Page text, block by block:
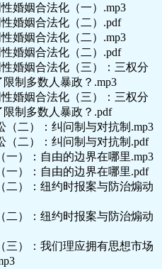
婚姻合法化（一）.mp3
婚姻合法化（二）.pdf
婚姻合法化（二）.mp3
婚姻合法化（二）.pdf
婚姻合法化（三）：三权分
制多数人暴政？.mp3
婚姻合法化（三）：三权分
限制多数人暴政？.pdf
（二）：纠问制与对抗制.mp3
（二）：纠问制与对抗制.pdf
一）：自由的边界在哪里.mp3
一）：自由的边界在哪里.pdf
二）：纽约时报案与防治煽动
二）：纽约时报案与防治煽动
三）：我们理应拥有思想市场